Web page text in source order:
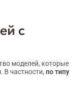
с
моделей, которые
В частности, по типу